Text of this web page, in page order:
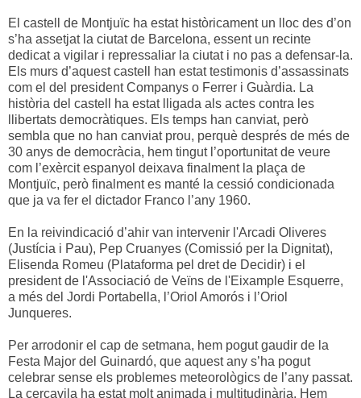
El castell de Montjuïc ha estat històricament un lloc des d’on
s’ha assetjat la ciutat de Barcelona, essent un recinte
dedicat a vigilar i repressaliar la ciutat i no pas a defensar-la.
Els murs d’aquest castell han estat testimonis d’assassinats
com el del president Companys o Ferrer i Guàrdia. La
història del castell ha estat lligada als actes contra les
llibertats democràtiques. Els temps han canviat, però
sembla que no han canviat prou, perquè després de més de
30 anys de democràcia, hem tingut l’oportunitat de veure
com l’exèrcit espanyol deixava finalment la plaça de
Montjuïc, però finalment es manté la cessió condicionada
que ja va fer el dictador Franco l’any 1960.
En la reivindicació d’ahir van intervenir l'Arcadi Oliveres
(Justícia i Pau), Pep Cruanyes (Comissió per la Dignitat),
Elisenda Romeu (Plataforma pel dret de Decidir) i el
president de l'Associació de Veïns de l'Eixample Esquerre,
a més del Jordi Portabella, l’Oriol Amorós i l’Oriol
Junqueres.
Per arrodonir el cap de setmana, hem pogut gaudir de la
Festa Major del Guinardó, que aquest any s’ha pogut
celebrar sense els problemes meteorològics de l’any passat.
La cercavila ha estat molt animada i multitudinària. Hem